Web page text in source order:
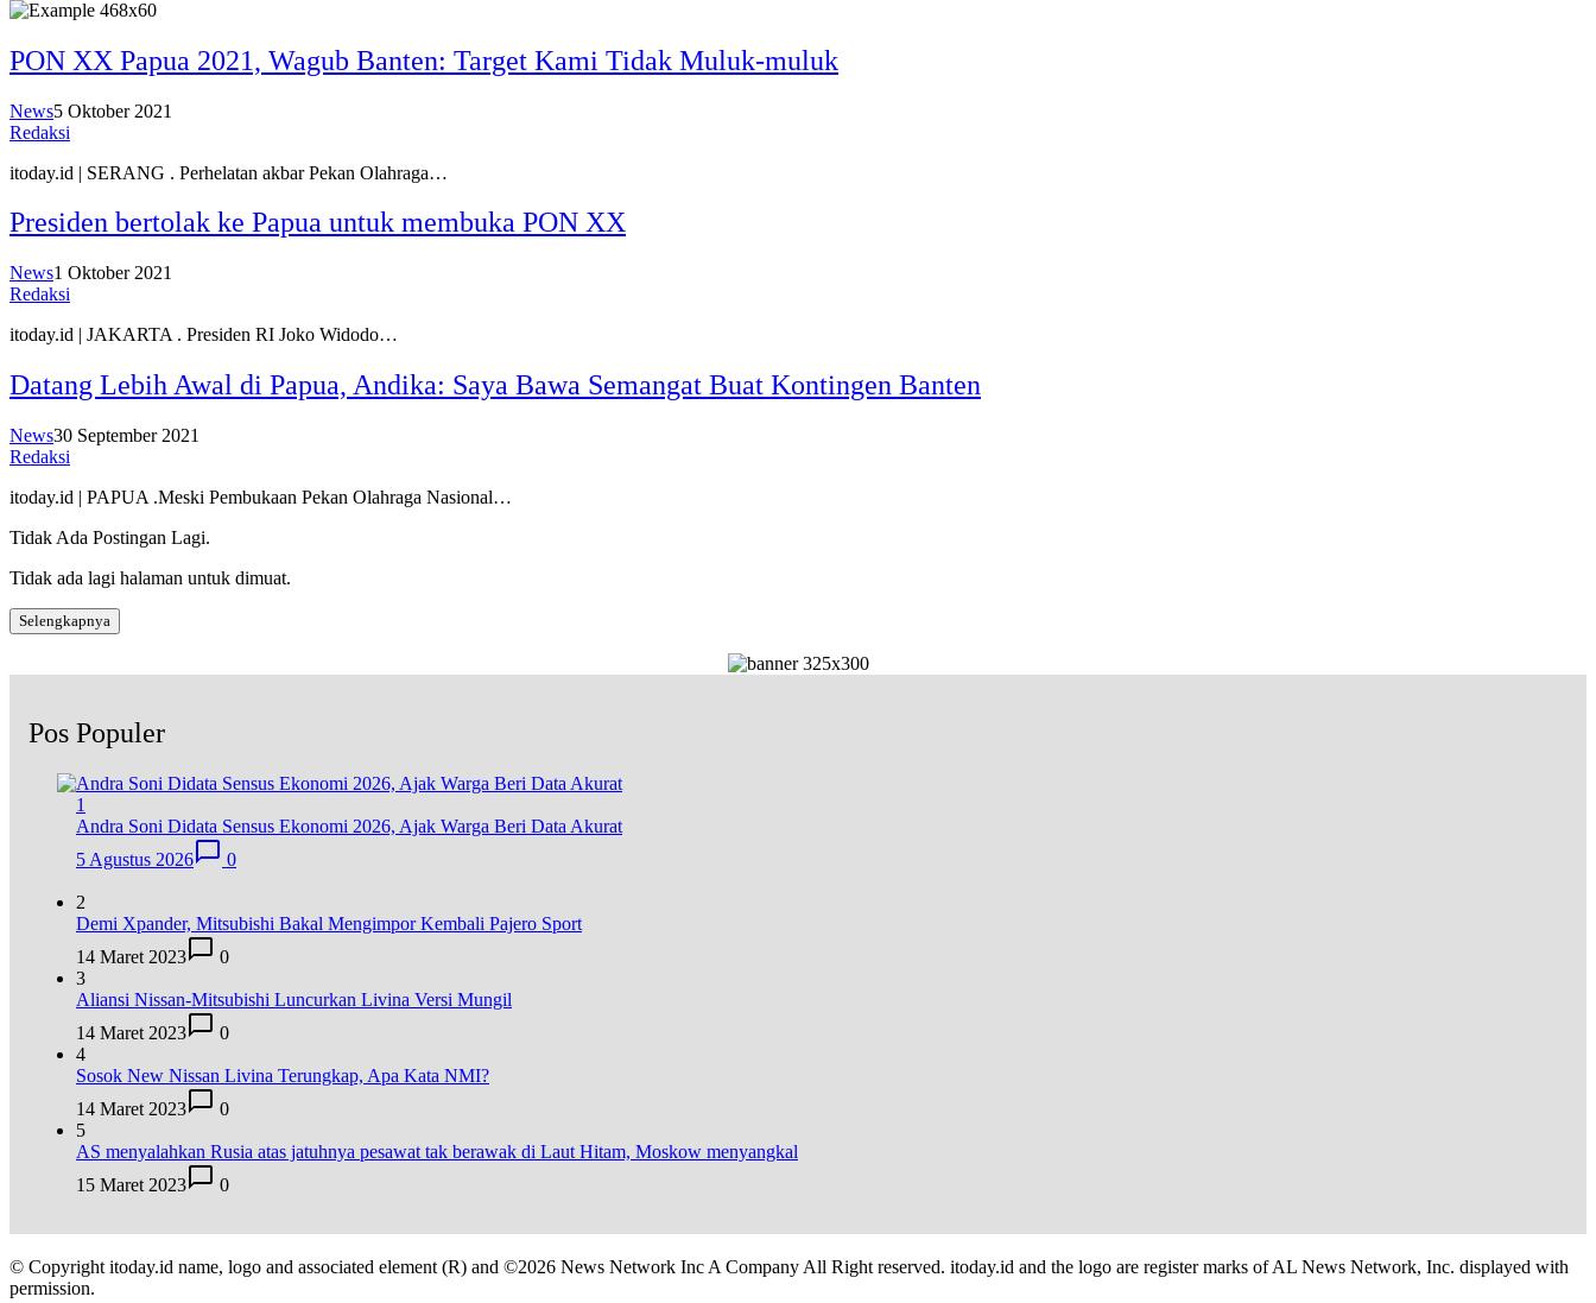
PON XX Papua 2021, Wagub Banten: Target Kami Tidak Muluk-muluk
News5 Oktober 2021
Redaksi
itoday.id | SERANG . Perhelatan akbar Pekan Olahraga…
Presiden bertolak ke Papua untuk membuka PON XX
News1 Oktober 2021
Redaksi
itoday.id | JAKARTA . Presiden RI Joko Widodo…
Datang Lebih Awal di Papua, Andika: Saya Bawa Semangat Buat Kontingen Banten
News30 September 2021
Redaksi
itoday.id | PAPUA .Meski Pembukaan Pekan Olahraga Nasional…
Tidak Ada Postingan Lagi.
Tidak ada lagi halaman untuk dimuat.
Selengkapnya
Pos Populer
1
Andra Soni Didata Sensus Ekonomi 2026, Ajak Warga Beri Data Akurat
5 Agustus 2026
0
2
Demi Xpander, Mitsubishi Bakal Mengimpor Kembali Pajero Sport
14 Maret 2023
0
3
Aliansi Nissan-Mitsubishi Luncurkan Livina Versi Mungil
14 Maret 2023
0
4
Sosok New Nissan Livina Terungkap, Apa Kata NMI?
14 Maret 2023
0
5
AS menyalahkan Rusia atas jatuhnya pesawat tak berawak di Laut Hitam, Moskow menyangkal
15 Maret 2023
0
© Copyright itoday.id name, logo and associated element (R) and ©2026 News Network Inc A Company All Right reserved. itoday.id and the logo are register marks of AL News Network, Inc. displayed with
permission.